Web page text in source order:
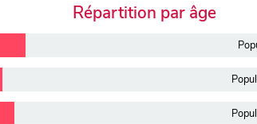
Répartition par âge